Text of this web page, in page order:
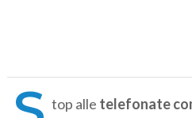
top alle telefonate